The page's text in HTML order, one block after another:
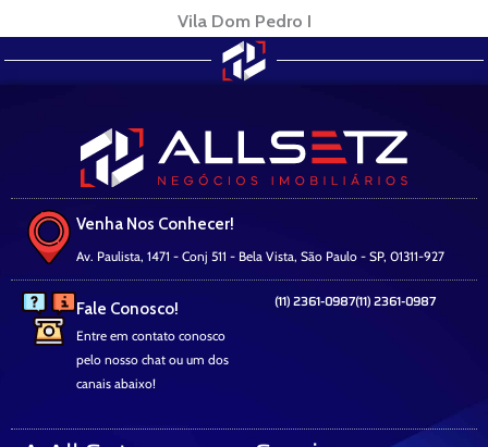
Vila Dom Pedro I
Fale Conosco!
Entre em contato conosco
pelo nosso chat ou um dos
canais abaixo!
(11) 2361-0987(11) 2361-0987
Venha Nos Conhecer!
Av. Paulista, 1471 - Conj 511 - Bela Vista, São Paulo - SP, 01311-927